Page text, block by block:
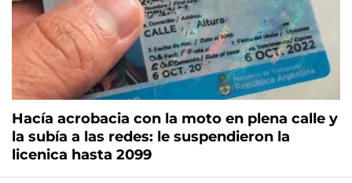
Hacía acrobacia con la moto en plena calle y
la subía a las redes: le suspendieron la
licenica hasta 2099